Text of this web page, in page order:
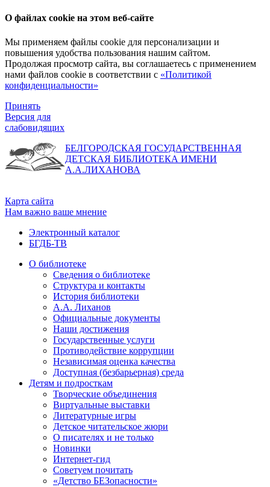
О файлах cookie на этом веб-сайте
Мы применяем файлы cookie для персонализации и
повышения удобства пользования нашим сайтом.
Продолжая просмотр сайта, вы соглашаетесь с применением
нами файлов cookie в соответствии с «Политикой
конфиденциальности»
Принять
Версия для
слабовидящих
БЕЛГОРОДСКАЯ ГОСУДАРСТВЕННАЯ
ДЕТСКАЯ БИБЛИОТЕКА ИМЕНИ
А.А.ЛИХАНОВА
Карта сайта
Нам важно ваше мнение
Электронный каталог
БГДБ-ТВ
О библиотеке
Сведения о библиотеке
Структура и контакты
История библиотеки
А.А. Лиханов
Официальные документы
Наши достижения
Государственные услуги
Противодействие коррупции
Независимая оценка качества
Доступная (безбарьерная) среда
Детям и подросткам
Творческие объединения
Виртуальные выставки
Литературные игры
Детское читательское жюри
О писателях и не только
Новинки
Интернет-гид
Советуем почитать
«Детство БЕЗопасности»